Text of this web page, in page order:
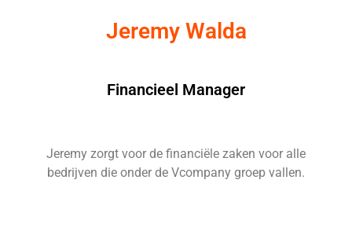
Jeremy Walda
Financieel Manager
Jeremy zorgt voor de financiële zaken voor alle
bedrijven die onder de Vcompany groep vallen.